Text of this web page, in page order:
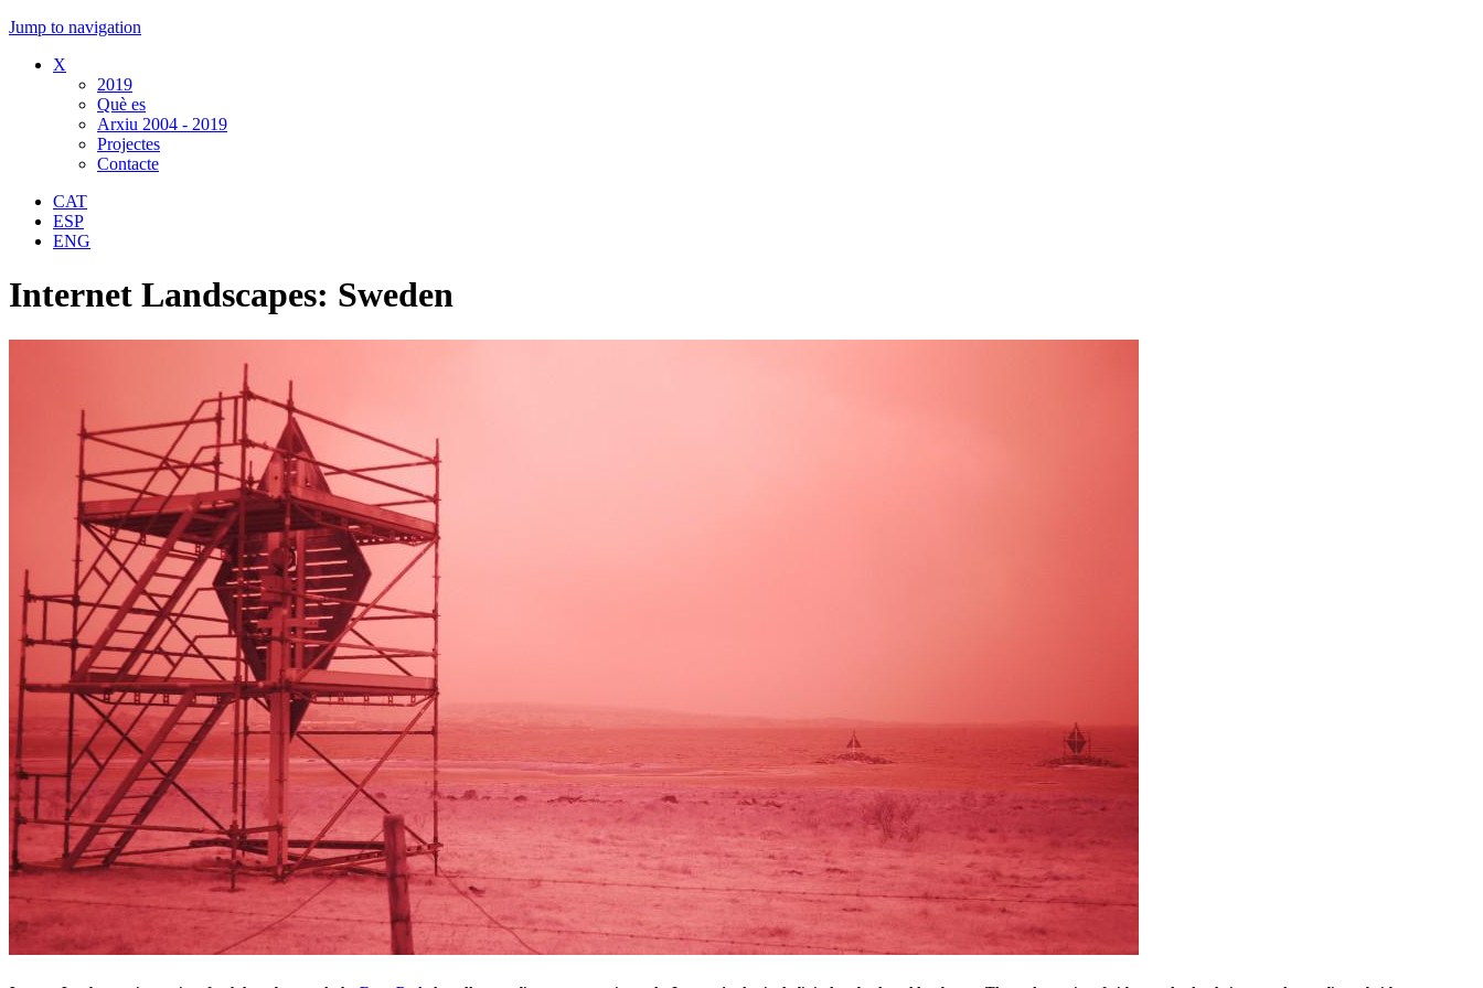
Jump to navigation
X
2019
Què es
Arxiu 2004 - 2019
Projectes
Contacte
CAT
ESP
ENG
Internet Landscapes: Sweden